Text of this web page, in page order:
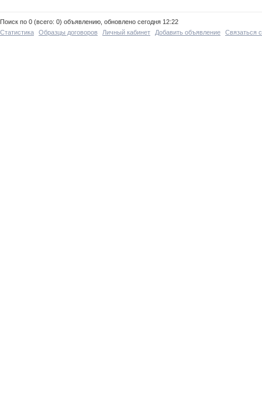
Поиск по 0 (всего: 0) объявлению, обновлено сегодня 12:22
Статистика
Образцы договоров Личный кабинет Добавить объявление Связаться